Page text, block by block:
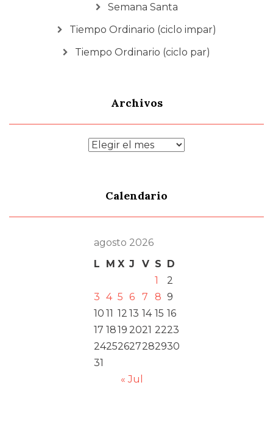
Semana Santa
Tiempo Ordinario (ciclo impar)
Tiempo Ordinario (ciclo par)
Archivos
Archivos
Calendario
agosto 2026
L
M X J V S D
1
2
3 4 5 6 7 8 9
10 11 12 13 14 15 16
17 1819 2021 2223
24252627282930
31
« Jul